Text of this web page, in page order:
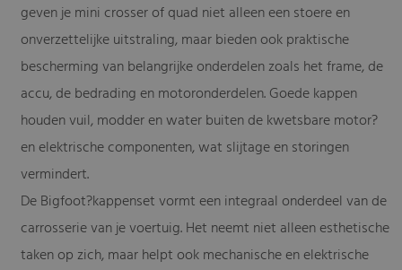
geven je mini crosser of quad niet alleen een stoere en
onverzettelijke uitstraling, maar bieden ook praktische
bescherming van belangrijke onderdelen zoals het frame, de
accu, de bedrading en motoronderdelen. Goede kappen
houden vuil, modder en water buiten de kwetsbare motor?
en elektrische componenten, wat slijtage en storingen
vermindert.
De Bigfoot?kappenset vormt een integraal onderdeel van de
carrosserie van je voertuig. Het neemt niet alleen esthetische
taken op zich, maar helpt ook mechanische en elektrische